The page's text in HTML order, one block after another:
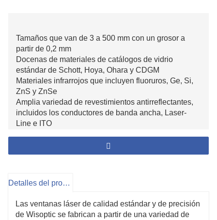
Tamaños que van de 3 a 500 mm con un grosor a
partir de 0,2 mm
Docenas de materiales de catálogos de vidrio
estándar de Schott, Hoya, Ohara y CDGM
Materiales infrarrojos que incluyen fluoruros, Ge, Si,
ZnS y ZnSe
Amplia variedad de revestimientos antirreflectantes,
incluidos los conductores de banda ancha, Laser-
Line e ITO
sustratos sin recubrimiento listos para usar
Dimensionamiento personalizado rápido de todos los
Detalles del producto
Las ventanas láser de calidad estándar y de precisión
de Wisoptic se fabrican a partir de una variedad de